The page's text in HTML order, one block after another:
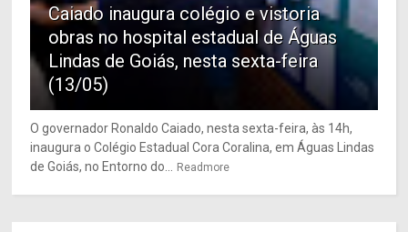
Caiado inaugura colégio e vistoria
obras no hospital estadual de Águas
Lindas de Goiás, nesta sexta-feira
(13/05)
O governador Ronaldo Caiado, nesta sexta-feira, às 14h,
inaugura o Colégio Estadual Cora Coralina, em Águas Lindas
de Goiás, no Entorno do... Readmore